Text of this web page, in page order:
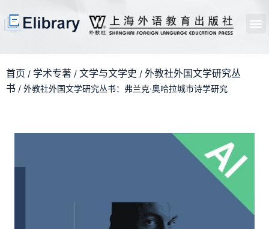
首页 / 学术专著 / 文学与文学史 / 外教社外国文学研究丛
书 / 外教社外国文学研究丛书：弗兰克·奥哈拉城市诗学研究